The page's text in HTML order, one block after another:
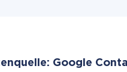
Google